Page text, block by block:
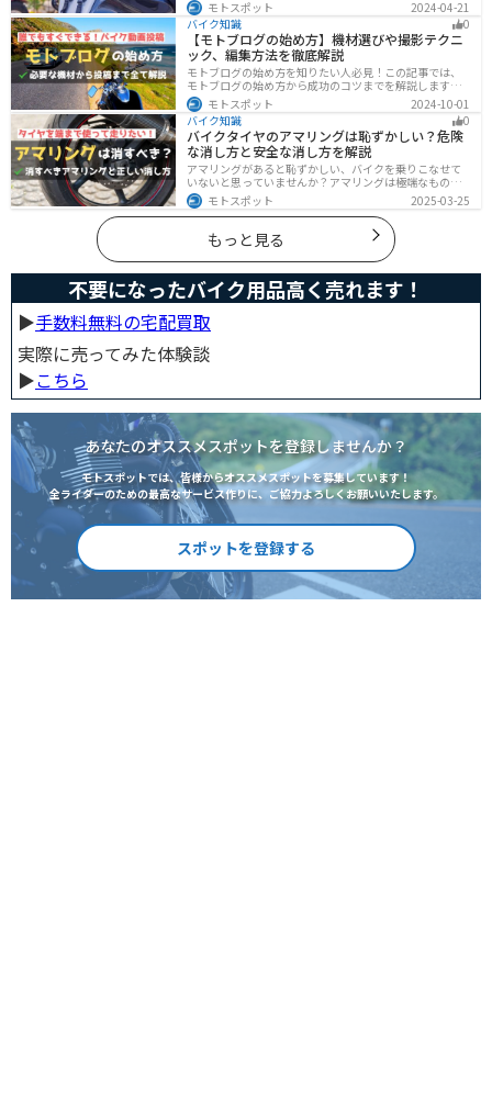
吸盤でつけるだけで非常に簡単、しっかり固定したい人
はベルトを使うこともできます。
モトスポット
2024-04-21
バイク知識
0
【モトブログの始め方】機材選びや撮影テクニ
ック、編集方法を徹底解説
モトブログの始め方を知りたい人必見！この記事では、
モトブログの始め方から成功のコツまでを解説します。
実は、モトブログを始めるには機材をそろえる必要があ
ります。記事を読めば、モトブログを成功させるための
コツを知ることが可能です。
モトスポット
2024-10-01
バイク知識
0
バイクタイヤのアマリングは恥ずかしい？危険
な消し方と安全な消し方を解説
アマリングがあると恥ずかしい、バイクを乗りこなせて
いないと思っていませんか？アマリングは極端なもので
なければ全く問題ありません。しかし、気になるという
方がいるのも事実です。この記事では消した方がいいア
マリングや消し方を解説します。
モトスポット 2025-03-25
もっと見る
不要になったバイク用品高く売れます！
▶︎手数料無料の宅配買取
実際に売ってみた体験談
▶︎こちら
あなたのオススメスポットを登録しませんか？
モトスポットでは、皆様からオススメスポットを募集しています！
全ライダーのための最高なサービス作りに、ご協力よろしくお願いいたします。
スポットを登録する